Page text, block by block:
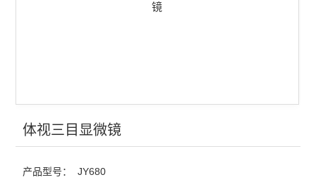
体视三目显微镜
产品型号： JY680